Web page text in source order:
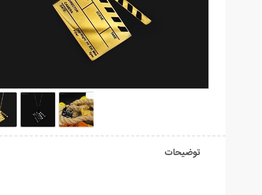
توضیحات